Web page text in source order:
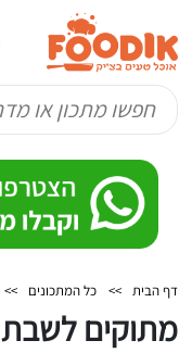
דף הבית >> כל המתכונים >>
מתוקים לשבת